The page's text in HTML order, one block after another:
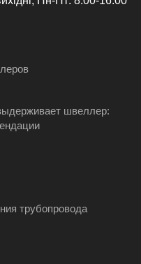
швеллер:
трубопровода